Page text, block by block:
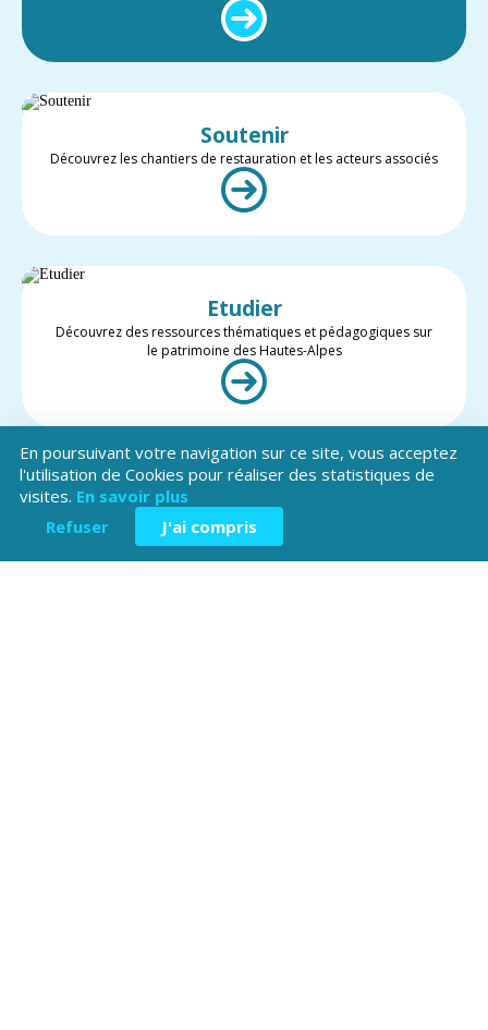
Soutenir
Découvrez les chantiers de restauration et les acteurs associés
Etudier
Découvrez des ressources thématiques et pédagogiques sur
le patrimoine des Hautes-Alpes
Valoriser
Restez informé des projets et des actualités du patrimoine des
Hautes-Alpes
En poursuivant votre navigation sur ce site, vous acceptez
l'utilisation de Cookies pour réaliser des statistiques de
visites. En savoir plus
Refuser
J'ai compris